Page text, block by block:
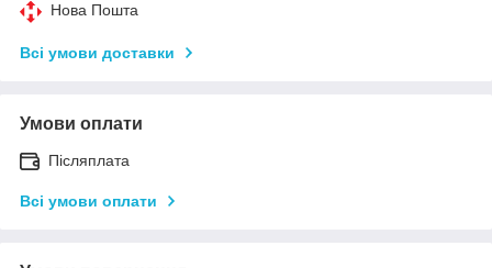
Нова Пошта
Всі умови доставки
Умови оплати
Післяплата
Всі умови оплати